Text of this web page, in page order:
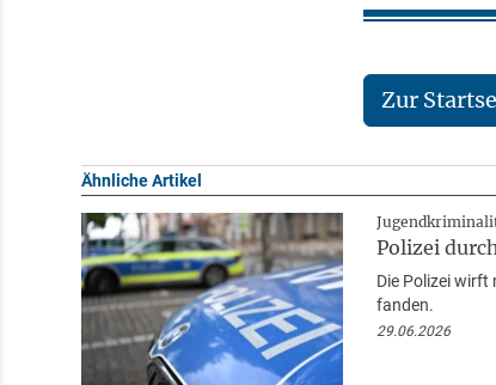
Zur
Ähnliche Artikel
Polizei
Die Polizei wirft
fanden.
29.06.2026